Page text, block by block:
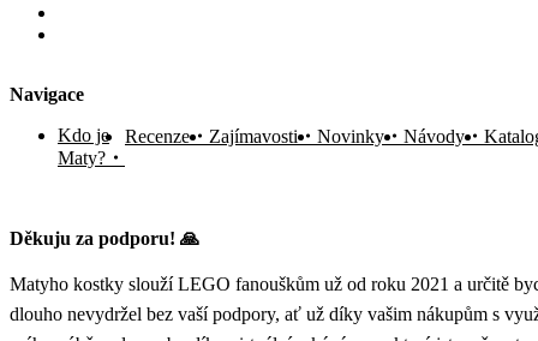
Navigace
Kdo je
Maty?
Recenze Zajímavosti Novinky Návody
Děkuju za podporu! 🙏
Matyho kostky slouží LEGO fanouškům už od roku 2021 a určitě
dlouho nevydržel bez vaší podpory, ať už díky vašim nákupům s